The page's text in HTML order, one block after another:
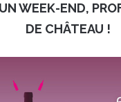
WEEK-END,
DE CHÂTEAU !